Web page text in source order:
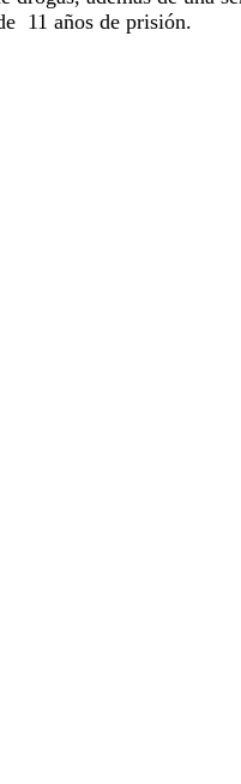
11 años de prisión.